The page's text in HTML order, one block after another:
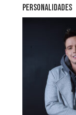
PERSONALIDADES